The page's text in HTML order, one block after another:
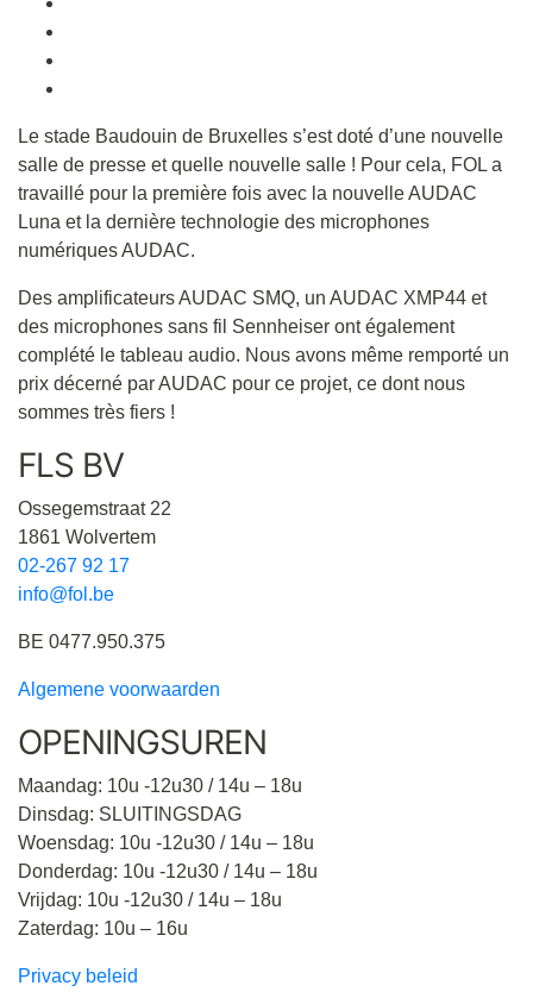
Le stade Baudouin de Bruxelles s’est doté d’une nouvelle
salle de presse et quelle nouvelle salle ! Pour cela, FOL a
travaillé pour la première fois avec la nouvelle AUDAC
Luna et la dernière technologie des microphones
numériques AUDAC.
Des amplificateurs AUDAC SMQ, un AUDAC XMP44 et
des microphones sans fil Sennheiser ont également
complété le tableau audio. Nous avons même remporté un
prix décerné par AUDAC pour ce projet, ce dont nous
sommes très fiers !
FLS BV
Ossegemstraat 22
1861 Wolvertem
02-267 92 17
info@fol.be
BE 0477.950.375
Algemene voorwaarden
OPENINGSUREN
Maandag: 10u -12u30 / 14u – 18u
Dinsdag: SLUITINGSDAG
Woensdag: 10u -12u30 / 14u – 18u
Donderdag: 10u -12u30 / 14u – 18u
Vrijdag: 10u -12u30 / 14u – 18u
Zaterdag: 10u – 16u
Privacy beleid